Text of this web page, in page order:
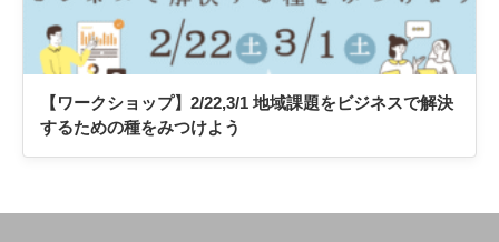
【ワークショップ】2/22,3/1 地域課題をビジネスで解決
するための種をみつけよう